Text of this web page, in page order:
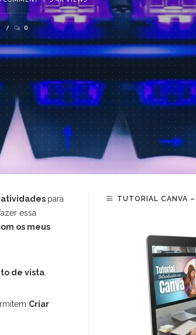
0
atividades para
essa
os meus
de vista
Criar
TUTORIAL CANVA